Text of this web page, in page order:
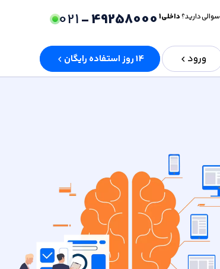
سوالی دارید؟داخلی 1 49258000 -
021
ورود 14 روز استفاده رایگان